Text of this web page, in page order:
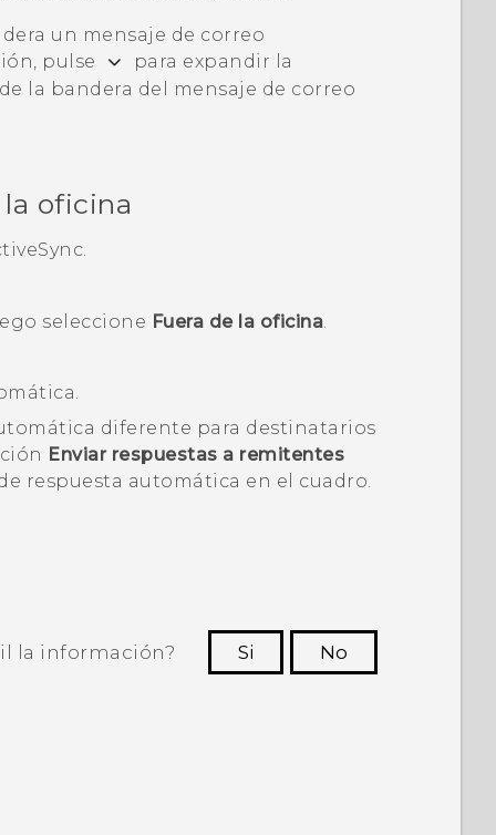
un mensaje de correo
pulse
para expandir la
la bandera del mensaje de correo
oficina
seleccione Fuera de la oficina
diferente para destinatarios
Enviar respuestas a remitentes
respuesta automática en el cuadro.
la información? Si
No